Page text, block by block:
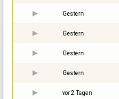
Gestern
Gestern
Gestern
Gestern
vor 2 Tagen